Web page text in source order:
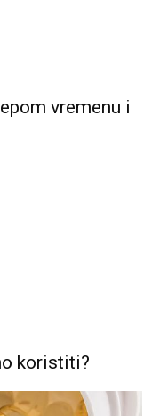
vremenu i
koristiti?